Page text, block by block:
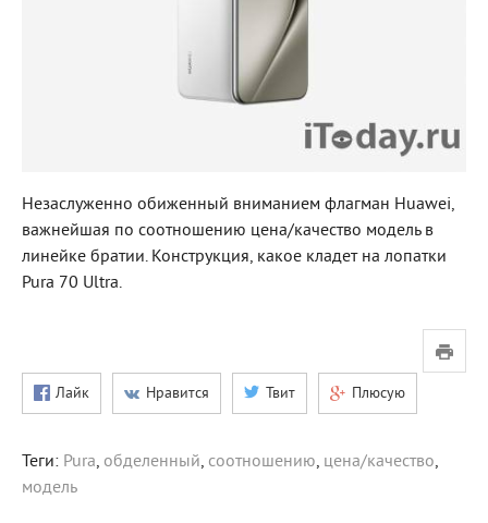
Незаслуженно обиженный вниманием флагман Huawei,
важнейшая по соотношению цена/качество модель в
линейке братии. Конструкция, какое кладет на лопатки
Pura 70 Ultra.
Лайк Нравится Твит Плюсую
Теги: Pura, обделенный, соотношению, цена/качество,
модель